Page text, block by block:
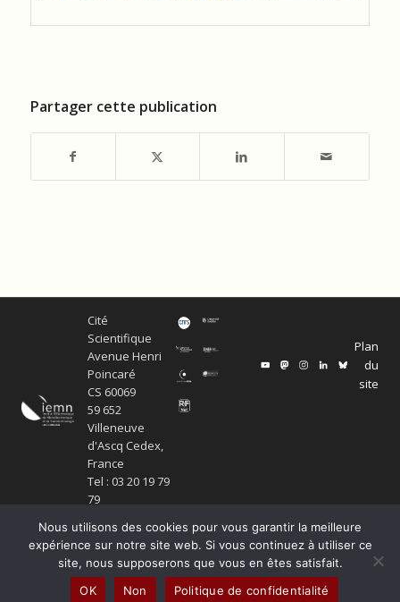
Partager cette publication
Cité
Scientifique
Avenue Henri
Poincaré
CS 60069
59 652
Villeneuve
d'Ascq Cedex,
France
Tel : 03 20 19 79
79
Plan
du
site
© Copyright Service ECM et pôle SISR 2024
Production scientifique
Mentions légales
Politique de confidentialité
Nous utilisons des cookies pour vous garantir la meilleure
expérience sur notre site web. Si vous continuez à utiliser ce
site, nous supposerons que vous en êtes satisfait.
OK
Non Politique de confidentialité